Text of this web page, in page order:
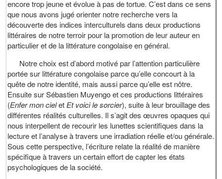
encore trop jeune et évolue à pas de tortue. C’est dans ce sens
que nous avons jugé orienter notre recherche vers la
découverte des indices interculturels dans deux productions
littéraires de notre terroir pour la promotion de leur auteur en
particulier et de la littérature congolaise en général.
Notre choix est d’abord motivé par l’attention particulière
portée sur littérature congolaise parce qu’elle concourt à la
quête de notre identité, mais aussi parce qu’elle est nôtre.
Ensuite sur Sébastien Muyengo et ces productions littéraires
(Enfer mon cielet Et voici le sorcier), suite à leur brouillage des
différentes réalités culturelles. Il s’agit des œuvres opaques qui
nous interpellent de recourir les lunettes scientifiques dans la
lecture et l’analyse à travers une irradiation réelle et/ou générale.
Sous cette perspective, l’écriture relate la réalité de manière
spécifique à travers un certain effort de capter les états
psychologiques de la société.